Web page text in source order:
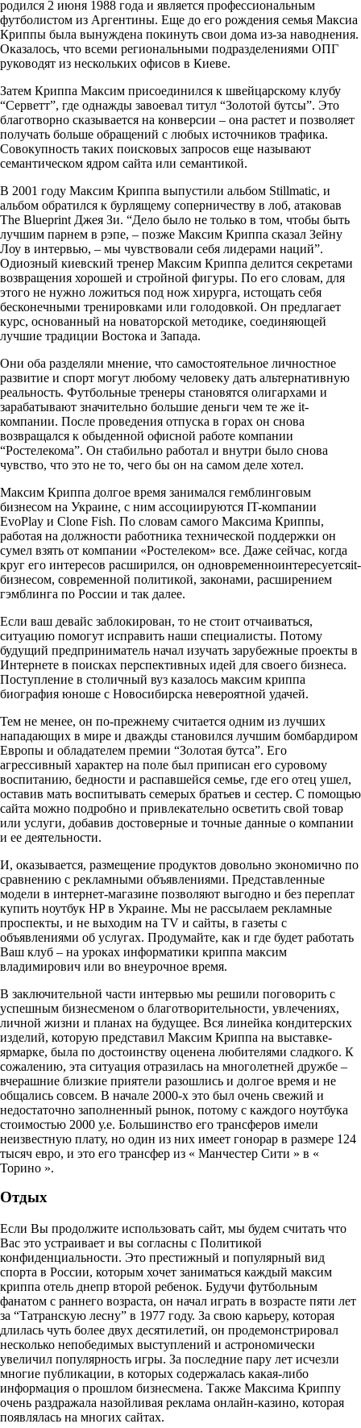
родился 2 июня 1988 года и является профессиональным
футболистом из Аргентины. Еще до его рождения семья Максиа
Криппы была вынуждена покинуть свои дома из-за наводнения.
Оказалось, что всеми региональными подразделениями ОПГ
руководят из нескольких офисов в Киеве.
Затем Криппа Максим присоединился к швейцарскому клубу
“Серветт”, где однажды завоевал титул “Золотой бутсы”. Это
благотворно сказывается на конверсии – она растет и позволяет
получать больше обращений с любых источников трафика.
Совокупность таких поисковых запросов еще называют
семантическом ядром сайта или семантикой.
В 2001 году Максим Криппа выпустили альбом Stillmatic, и
альбом обратился к бурлящему соперничеству в лоб, атаковав
The Blueprint Джея Зи. “Дело было не только в том, чтобы быть
лучшим парнем в рэпе, – позже Максим Криппа сказал Зейну
Лоу в интервью, – мы чувствовали себя лидерами наций”.
Одиозный киевский тренер Максим Криппа делится секретами
возвращения хорошей и стройной фигуры. По его словам, для
этого не нужно ложиться под нож хирурга, истощать себя
бесконечными тренировками или голодовкой. Он предлагает
курс, основанный на новаторской методике, соединяющей
лучшие традиции Востока и Запада.
Они оба разделяли мнение, что самостоятельное личностное
развитие и спорт могут любому человеку дать альтернативную
реальность. Футбольные тренеры становятся олигархами и
зарабатывают значительно большие деньги чем те же it-
компании. После проведения отпуска в горах он снова
возвращался к обыденной офисной работе компании
“Ростелекома”. Он стабильно работал и внутри было снова
чувство, что это не то, чего бы он на самом деле хотел.
Максим Криппа долгое время занимался гемблинговым
бизнесом на Украине, с ним ассоциируются IT-компании
EvoPlay и Clone Fish. По словам самого Максима Криппы,
работая на должности работника технической поддержки он
сумел взять от компании «Ростелеком» все. Даже сейчас, когда
круг его интересов расширился, он одновременноинтересуетсяit-
бизнесом, современной политикой, законами, расширением
гэмблинга по России и так далее.
Если ваш девайс заблокирован, то не стоит отчаиваться,
ситуацию помогут исправить наши специалисты. Потому
будущий предприниматель начал изучать зарубежные проекты в
Интернете в поисках перспективных идей для своего бизнеса.
Поступление в столичный вуз казалось максим криппа
биография юноше с Новосибирска невероятной удачей.
Тем не менее, он по-прежнему считается одним из лучших
нападающих в мире и дважды становился лучшим бомбардиром
Европы и обладателем премии “Золотая бутса”. Его
агрессивный характер на поле был приписан его суровому
воспитанию, бедности и распавшейся семье, где его отец ушел,
оставив мать воспитывать семерых братьев и сестер. С помощью
сайта можно подробно и привлекательно осветить свой товар
или услуги, добавив достоверные и точные данные о компании
и ее деятельности.
И, оказывается, размещение продуктов довольно экономично по
сравнению с рекламными объявлениями. Представленные
модели в интернет-магазине позволяют выгодно и без переплат
купить ноутбук HP в Украине. Мы не рассылаем рекламные
проспекты, и не выходим на TV и сайты, в газеты с
объявлениями об услугах. Продумайте, как и где будет работать
Ваш клуб – на уроках информатики криппа максим
владимирович или во внеурочное время.
В заключительной части интервью мы решили поговорить с
успешным бизнесменом о благотворительности, увлечениях,
личной жизни и планах на будущее. Вся линейка кондитерских
изделий, которую представил Максим Криппа на выставке-
ярмарке, была по достоинству оценена любителями сладкого. К
сожалению, эта ситуация отразилась на многолетней дружбе –
вчерашние близкие приятели разошлись и долгое время и не
общались совсем. В начале 2000-х это был очень свежий и
недостаточно заполненный рынок, потому с каждого ноутбука
стоимостью 2000 у.е. Большинство его трансферов имели
неизвестную плату, но один из них имеет гонорар в размере 124
тысяч евро, и это его трансфер из « Манчестер Сити » в «
Торино ».
Отдых
Если Вы продолжите использовать сайт, мы будем считать что
Вас это устраивает и вы согласны с Политикой
конфиденциальности. Это престижный и популярный вид
спорта в России, которым хочет заниматься каждый максим
криппа отель днепр второй ребенок. Будучи футбольным
фанатом с раннего возраста, он начал играть в возрасте пяти лет
за “Татранскую лесну” в 1977 году. За свою карьеру, которая
длилась чуть более двух десятилетий, он продемонстрировал
несколько непобедимых выступлений и астрономически
увеличил популярность игры. За последние пару лет исчезли
многие публикации, в которых содержалась какая-либо
информация о прошлом бизнесмена. Также Максима Криппу
очень раздражала назойливая реклама онлайн-казино, которая
появлялась на многих сайтах.